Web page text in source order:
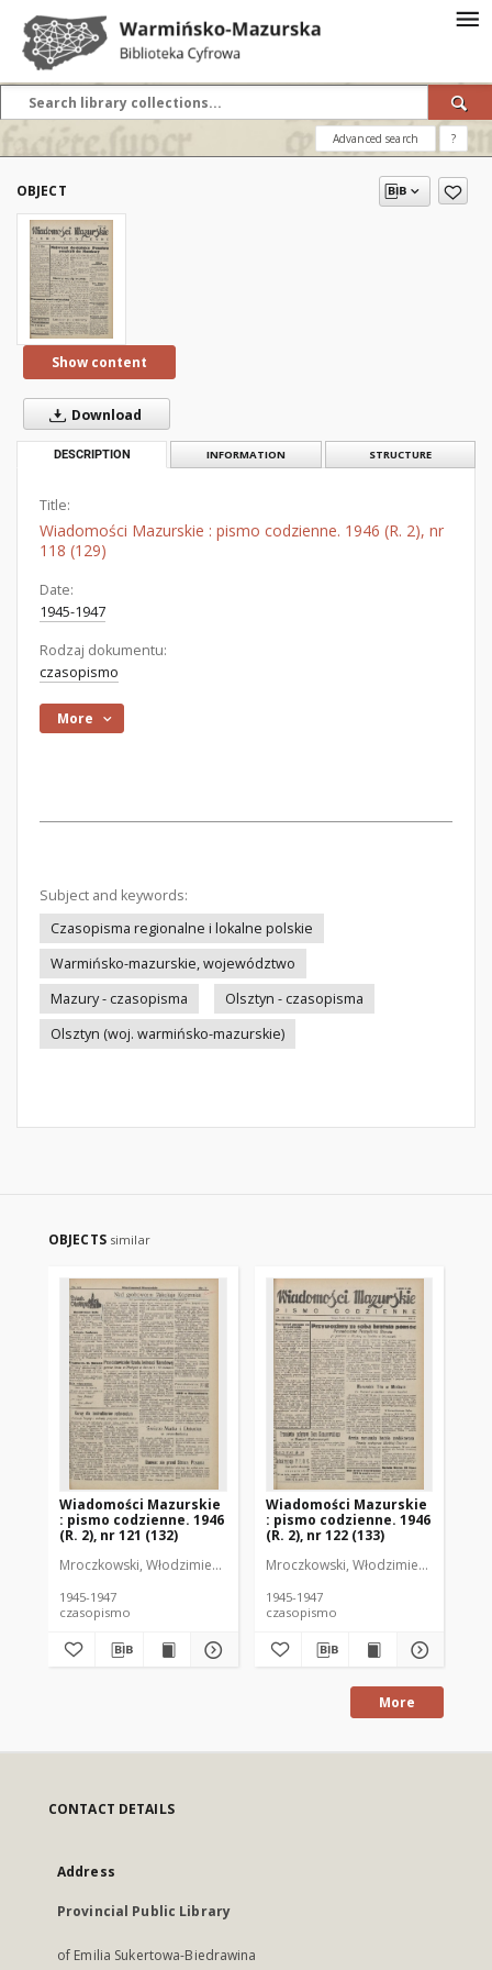
Advanced search ?
OBJECT
Show content
Download
DESCRIPTION INFORMATION STRUCTURE
Title:
Wiadomości Mazurskie : pismo codzienne. 1946 (R. 2), nr
118 (129)
Date:
1945-1947
Rodzaj dokumentu:
czasopismo
More
Subject and keywords:
Czasopisma regionalne i lokalne polskie
Warmińsko-mazurskie, województwo
Mazury - czasopisma
Olsztyn - czasopisma
Olsztyn (woj. warmińsko-mazurskie)
OBJECTS similar
Wiadomości Mazurskie
: pismo codzienne. 1946
(R. 2), nr 121 (132)
Mroczkowski, Włodzimierz (1902-1971). Redaktor
1945-1947
czasopismo
Wiadomości Mazurskie
: pismo codzienne. 1946
(R. 2), nr 122 (133)
Mroczkowski, Włodzimierz (1902-
1945-1947
czasopismo
More
CONTACT DETAILS
Address
Provincial Public Library
of Emilia Sukertowa-Biedrawina